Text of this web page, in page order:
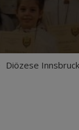
Diözese Innsbruck